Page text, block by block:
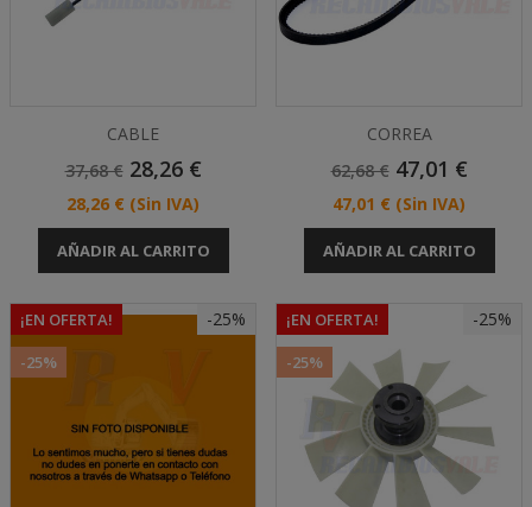
CABLE
Precio
37,68 € Precio
28,26 €
Precio
28,26 € (Sin IVA)
AÑADIR AL CARRITO
CORREA
Precio
62,68 € Precio
47,01 €
Precio
47,01 € (Sin IVA)
AÑADIR AL CARRITO
-25%
¡EN OFERTA!
-25%
-25%
¡EN OFERTA!
-25%